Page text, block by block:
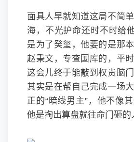
面具人早就知道这局不简
海，不光护命还时不时给
是为了癸玺，他要的是那
赵秉文，专查国库的，平
这会儿终于能敲到权贵脑
其实是在帮自己完成一场
正的“暗线男主”，他不像
他是掏出算盘就往命门砸的